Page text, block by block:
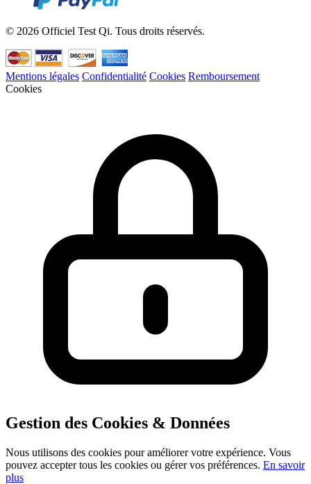
© 2026 Officiel Test Qi. Tous droits réservés.
Mentions légales Confidentialité Cookies Remboursement
Cookies
Gestion des Cookies & Données
Nous utilisons des cookies pour améliorer votre expérience. Vous
pouvez accepter tous les cookies ou gérer vos préférences. En savoir
plus